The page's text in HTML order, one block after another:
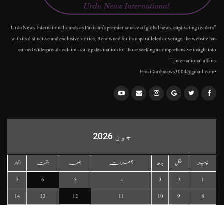
"Urdu News International stands as Pakistan's premier source of global news, captivating readers
with its distinctive and exclusive stories. Renowned for its unparalleled coverage, the website has
earned widespread acclaim as a top destination for those seeking a comprehensive insight into
international affairs."
•Email:urdunews3004@gmail.com
جون 2026
پیر منگل بدھ جمعرات جمعہ ہفتہ
اتوار
1
2
3
4
5
6
7
8
9
10
11
12
13
14